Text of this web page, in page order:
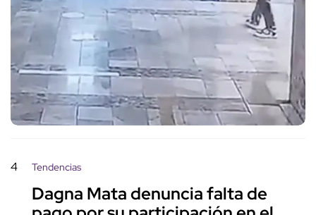
4 Tendencias
Dagna Mata denuncia falta de